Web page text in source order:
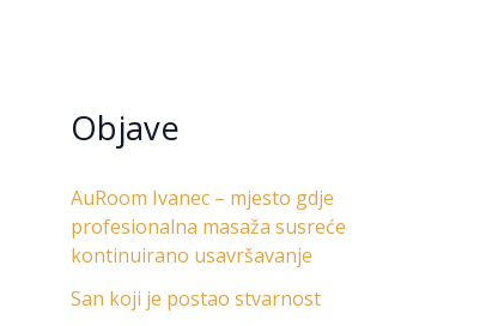
Objave
AuRoom Ivanec – mjesto gdje
profesionalna masaža susreće
kontinuirano usavršavanje
San koji je postao stvarnost